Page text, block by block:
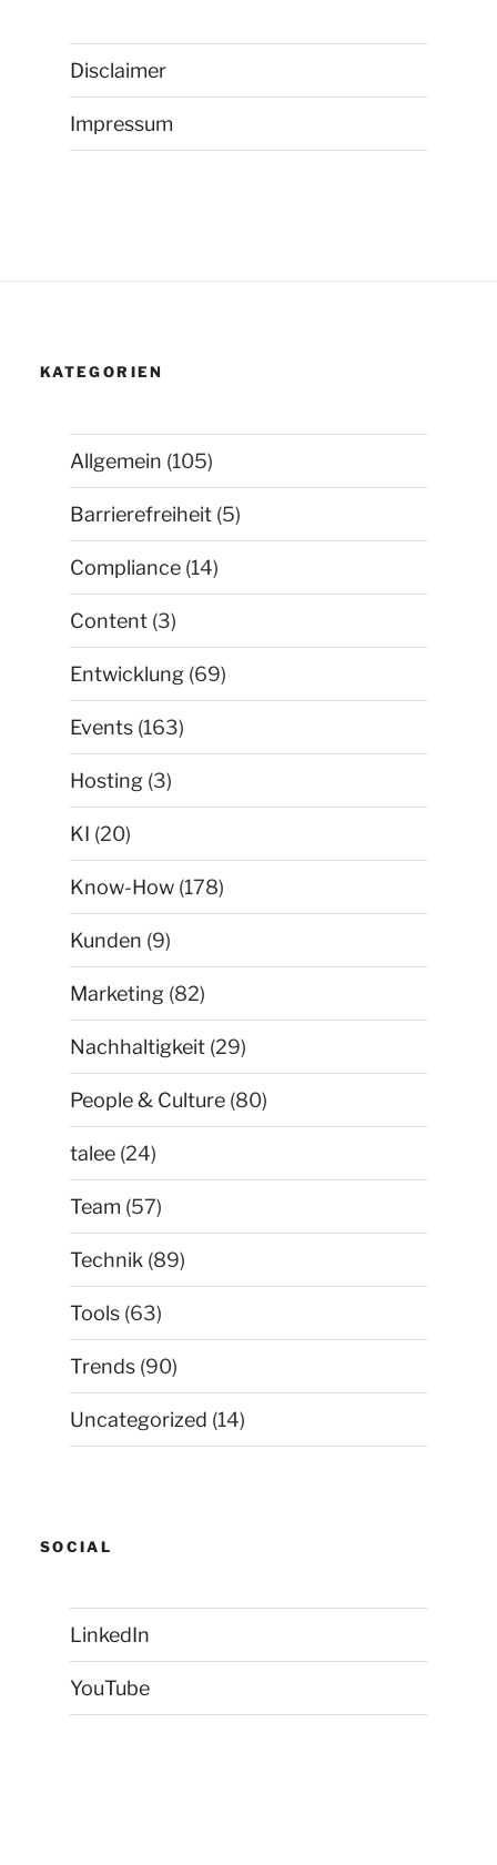
Disclaimer
Impressum
KATEGORIEN
Allgemein (105)
Barrierefreiheit (5)
Compliance (14)
Content (3)
Entwicklung (69)
Events (163)
Hosting (3)
KI (20)
Know-How (178)
Kunden (9)
Marketing (82)
Nachhaltigkeit (29)
People & Culture (80)
talee (24)
Team (57)
Technik (89)
Tools (63)
Trends (90)
Uncategorized (14)
SOCIAL
LinkedIn
YouTube